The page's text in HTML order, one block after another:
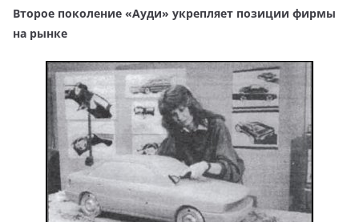
Второе поколение «Ауди» укрепляет позиции фирмы
на рынке